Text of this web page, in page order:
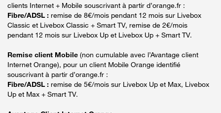
clients Internet + Mobile souscrivant à partir d’orange.fr :
Fibre/ADSL : remise de 8€/mois pendant 12 mois sur Livebox
Classic et Livebox Classic + Smart TV, remise de 2€/mois
pendant 12 mois sur Livebox Up et Livebox Up + Smart TV.
Remise client Mobile (non cumulable avec l’Avantage client
Internet Orange), pour un client Mobile Orange identifié
souscrivant à partir d’orange.fr :
Fibre/ADSL : remise de 5€/mois sur Livebox Up et Max, Livebox
Up et Max + Smart TV.